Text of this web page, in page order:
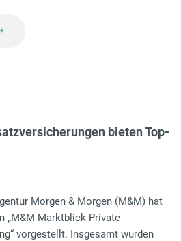
bieten Top-
Morgen & Morgen (M&M) hat
„M&M Marktblick Private
vorgestellt. Insgesamt wurden